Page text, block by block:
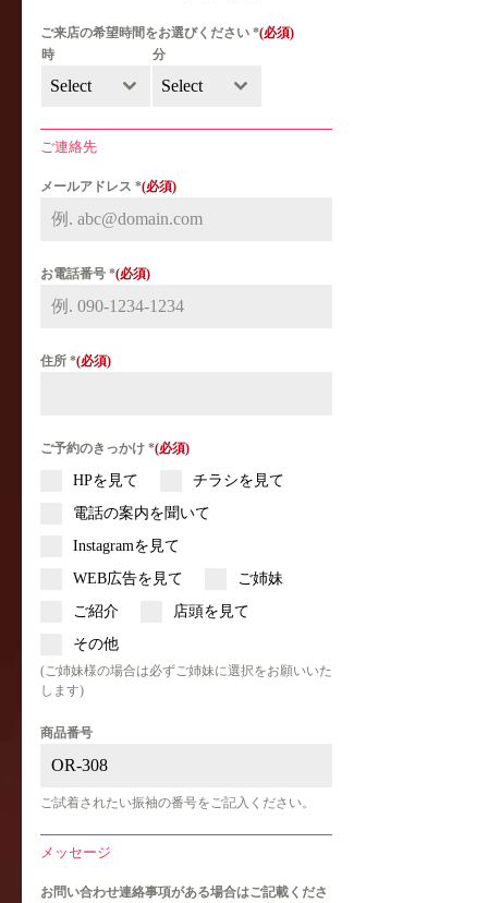
ご来店の希望時間をお選びください*
時
Select
分
Select
ご連絡先
メールアドレス*
お電話番号*
住所*
ご予約のきっかけ*
HPを見て
チラシを見て
電話の案内を聞いて
Instagramを見て
WEB広告を見て
ご姉妹
ご紹介
店頭を見て
その他
(ご姉妹様の場合は必ずご姉妹に選択をお願いいた
します)
商品番号
ご試着されたい振袖の番号をご記入ください。
メッセージ
お問い合わせ連絡事項がある場合はご記載くださ